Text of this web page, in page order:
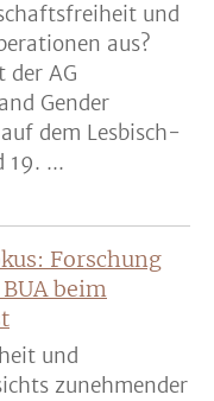
und
aus?
der AG
Gender
dem Lesbisch-
19. ...
Forschung
beim
und
zunehmender